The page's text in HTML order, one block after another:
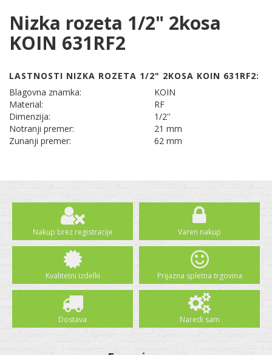
Nizka rozeta 1/2" 2kosa
KOIN 631RF2
LASTNOSTI NIZKA ROZETA 1/2" 2KOSA KOIN 631RF2:
Blagovna znamka:
KOIN
Material:
RF
Dimenzija:
1/2''
Notranji premer:
21 mm
Zunanji premer:
62 mm
Nakup brez registracije Varen nakup
Kvalitetni izdelki Prijazna spletna trgovina
Dostava Naredi sam